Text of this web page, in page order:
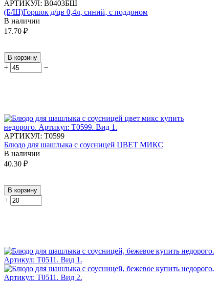
АРТИКУЛ: В0403БШ
(Б/Ш)Горшок д/цв 0,4л, синий, с поддоном
В наличии
17.70 ₽
В корзину
+ −
АРТИКУЛ: Т0599
Блюдо для шашлыка с соусницей ЦВЕТ МИКС
В наличии
40.30 ₽
В корзину
+ −